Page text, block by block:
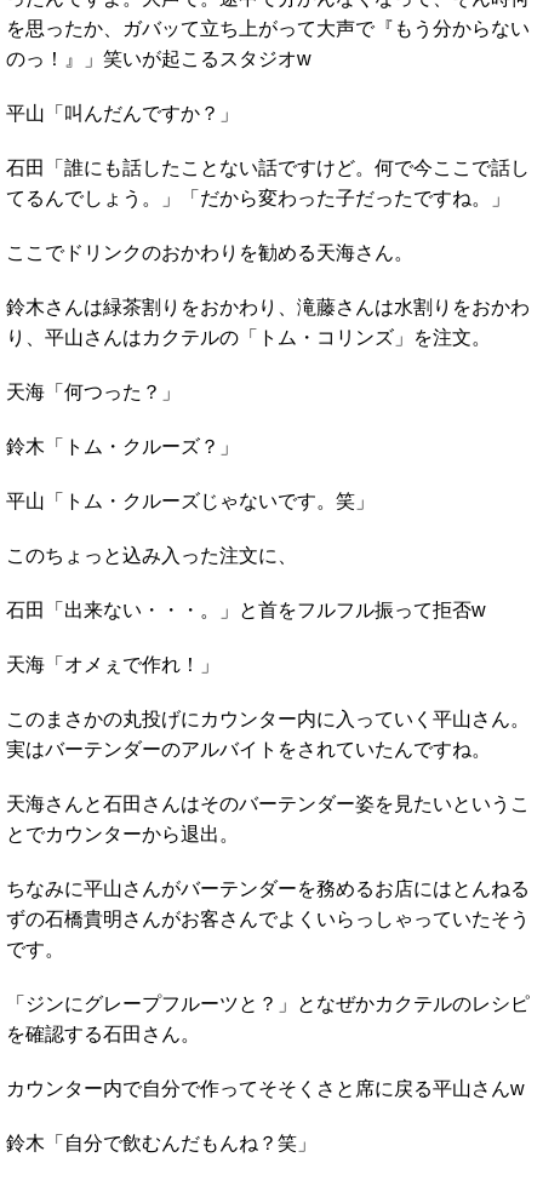
を思ったか、ガバッて立ち上がって大声で『もう分からない
のっ！』」笑いが起こるスタジオw
平山「叫んだんですか？」
石田「誰にも話したことない話ですけど。何で今ここで話し
てるんでしょう。」「だから変わった子だったですね。」
ここでドリンクのおかわりを勧める天海さん。
鈴木さんは緑茶割りをおかわり、滝藤さんは水割りをおかわ
り、平山さんはカクテルの「トム・コリンズ」を注文。
天海「何つった？」
鈴木「トム・クルーズ？」
平山「トム・クルーズじゃないです。笑」
このちょっと込み入った注文に、
石田「出来ない・・・。」と首をフルフル振って拒否w
天海「オメぇで作れ！」
このまさかの丸投げにカウンター内に入っていく平山さん。
実はバーテンダーのアルバイトをされていたんですね。
天海さんと石田さんはそのバーテンダー姿を見たいというこ
とでカウンターから退出。
ちなみに平山さんがバーテンダーを務めるお店にはとんねる
ずの石橋貴明さんがお客さんでよくいらっしゃっていたそう
です。
「ジンにグレープフルーツと？」となぜかカクテルのレシピ
を確認する石田さん。
カウンター内で自分で作ってそそくさと席に戻る平山さんw
鈴木「自分で飲むんだもんね？笑」